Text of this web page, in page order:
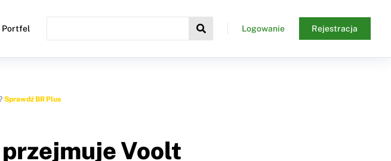
Portfel Logowanie Rejestracja
Sprawdź BR Plus
Voolt